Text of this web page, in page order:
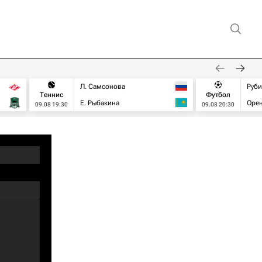
Теннис
09.08 19:30
Л. Самсонова
Е. Рыбакина
Футбол
09.08 20:30